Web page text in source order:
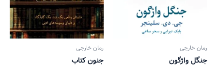
رمان خارجی
جنگل واژگون
رمان خارجی
جنون کتاب